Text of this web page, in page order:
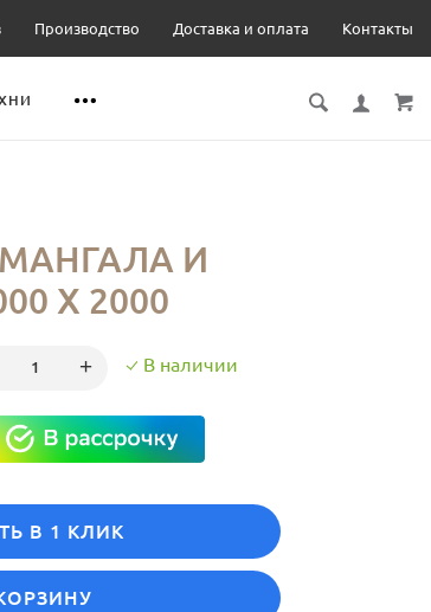
Производство Доставка и оплата Контакты
И
Х 2000
В наличии
В 1 КЛИК